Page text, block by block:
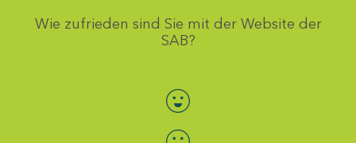
Wie zufrieden sind Sie mit der Website der
SAB?
Bewertung auswählen